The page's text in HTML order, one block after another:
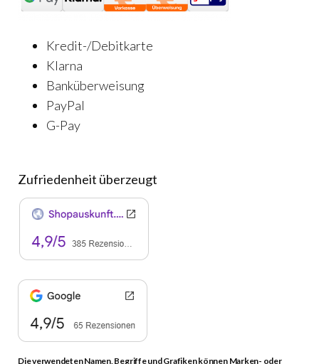
Kredit-/Debitkarte
Klarna
Banküberweisung
PayPal
G-Pay
Zufriedenheit überzeugt
Die verwendeten Namen, Begriffe und Grafiken können Marken- oder